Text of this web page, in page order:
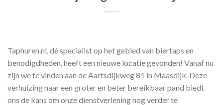
Taphuren.nl, dé specialist op het gebied van biertaps en
benodigdheden, heeft een nieuwe locatie gevonden! Vanaf nu
zijn we te vinden aan de Aartsdijkweg 81 in Maasdijk. Deze
verhuizing naar een groter en beter bereikbaar pand biedt
ons de kans om onze dienstverlening nog verder te